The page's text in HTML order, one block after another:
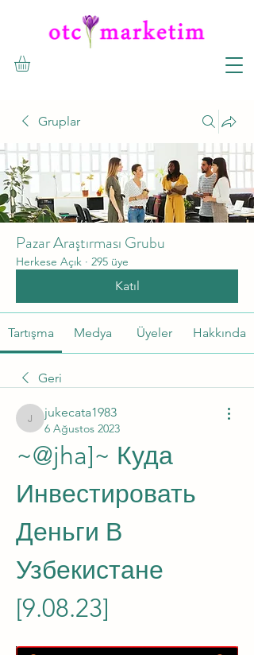
Gruplar
Pazar Araştırması Grubu
Herkese Açık · 295 üye
Katıl
Tartışma Medya Üyeler Hakkında
Geri
jukecata1983
jukecata1983
6 Ağustos 2023
~@jha]~ Куда
Инвестировать
Деньги В
Узбекистане
[9.08.23]